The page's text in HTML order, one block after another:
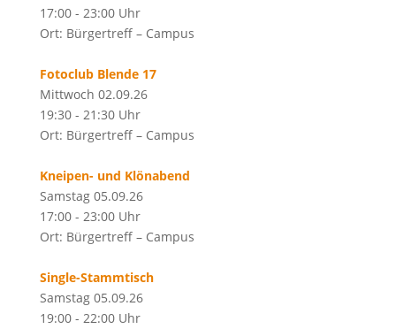
17:00 - 23:00 Uhr
Ort: Bürgertreff – Campus
Fotoclub Blende 17
Mittwoch 02.09.26
19:30 - 21:30 Uhr
Ort: Bürgertreff – Campus
Kneipen- und Klönabend
Samstag 05.09.26
17:00 - 23:00 Uhr
Ort: Bürgertreff – Campus
Single-Stammtisch
Samstag 05.09.26
19:00 - 22:00 Uhr